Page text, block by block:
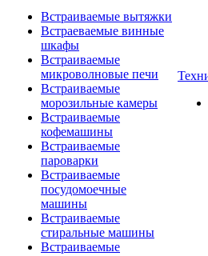
Встраиваемые вытяжки
Встраеваемые винные
шкафы
Встраиваемые
микроволновые печи
Встраиваемые
морозильные камеры
Встраиваемые
кофемашины
Встраиваемые
пароварки
Встраиваемые
посудомоечные
машины
Встраиваемые
стиральные машины
Встраиваемые